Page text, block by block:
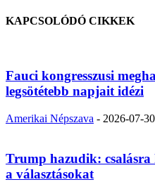
KAPCSOLÓDÓ CIKKEK
Fauci kongresszusi
legsötétebb napjait idézi
Amerikai Népszava - 2026-07-30
Trump hazudik:
a választásokat